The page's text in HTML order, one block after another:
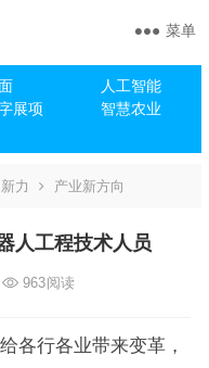
人工智能
展项
智慧农业
菜单
力 产业新方向
人工程技术人员
963阅读
各行各业带来变革，